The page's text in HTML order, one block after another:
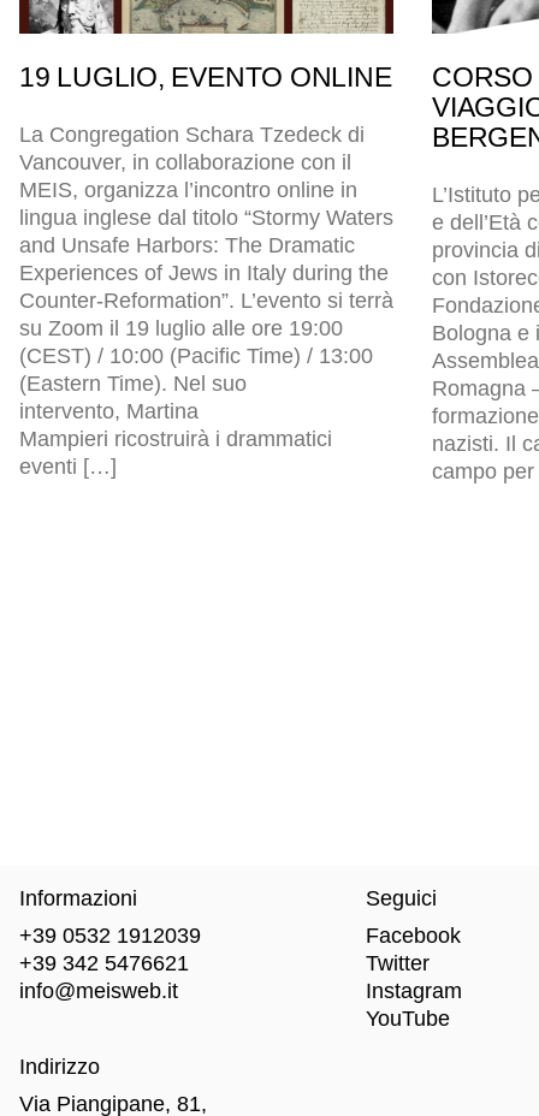
19 LUGLIO, EVENTO ONLINE
La Congregation Schara Tzedeck di
Vancouver, in collaborazione con il
MEIS, organizza l’incontro online in
lingua inglese dal titolo “Stormy Waters
and Unsafe Harbors: The Dramatic
Experiences of Jews in Italy during the
Counter-Reformation”. L’evento si terrà
su Zoom il 19 luglio alle ore 19:00
(CEST) / 10:00 (Pacific Time) / 13:00
(Eastern Time). Nel suo
intervento, Martina
Mampieri ricostruirà i drammatici
eventi […]
L’Istituto
e dell’Età
provincia
con
Bologna e
Romagna
nazisti. Il
campo
Informazioni
+39 0532 1912039
+39 342 5476621
info@meisweb.it
Indirizzo
Via Piangipane, 81,
Seguici
Facebook
Twitter
Instagram
YouTube